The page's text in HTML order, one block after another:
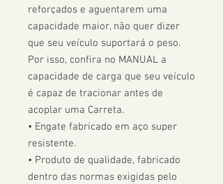
reforçados e aguentarem uma
capacidade maior, não quer dizer
que seu veículo suportará o peso.
Por isso, confira no MANUAL a
capacidade de carga que seu veículo
é capaz de tracionar antes de
acoplar uma Carreta.
• Engate fabricado em aço super
resistente.
• Produto de qualidade, fabricado
dentro das normas exigidas pelo